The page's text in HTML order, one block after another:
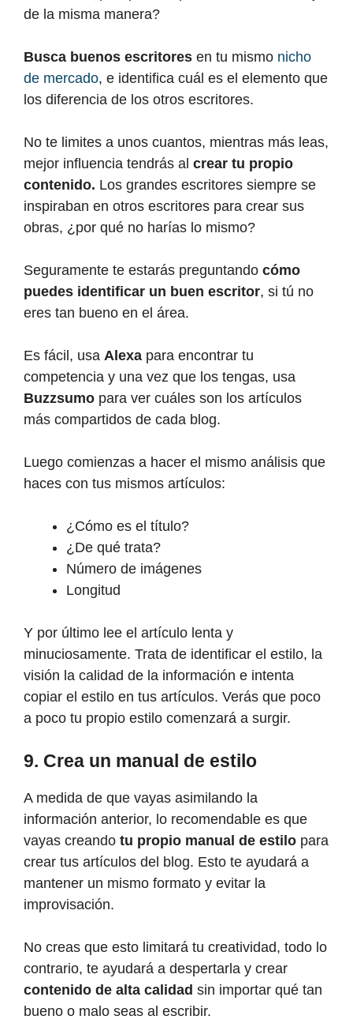
de la misma manera?
Busca buenos escritores en tu mismo nicho
de mercado, e identifica cuál es el elemento que
los diferencia de los otros escritores.
No te limites a unos cuantos, mientras más leas,
mejor influencia tendrás al crear tu propio
contenido. Los grandes escritores siempre se
inspiraban en otros escritores para crear sus
obras, ¿por qué no harías lo mismo?
Seguramente te estarás preguntando cómo
puedes identificar un buen escritor, si tú no
eres tan bueno en el área.
Es fácil, usa Alexa para encontrar tu
competencia y una vez que los tengas, usa
Buzzsumo para ver cuáles son los artículos
más compartidos de cada blog.
Luego comienzas a hacer el mismo análisis que
haces con tus mismos artículos:
¿Cómo es el título?
¿De qué trata?
Número de imágenes
Longitud
Y por último lee el artículo lenta y
minuciosamente. Trata de identificar el estilo, la
visión la calidad de la información e intenta
copiar el estilo en tus artículos. Verás que poco
a poco tu propio estilo comenzará a surgir.
9. Crea un manual de estilo
A medida de que vayas asimilando la
información anterior, lo recomendable es que
vayas creando tu propio manual de estilo para
crear tus artículos del blog. Esto te ayudará a
mantener un mismo formato y evitar la
improvisación.
No creas que esto limitará tu creatividad, todo lo
contrario, te ayudará a despertarla y crear
contenido de alta calidad sin importar qué tan
bueno o malo seas al escribir.